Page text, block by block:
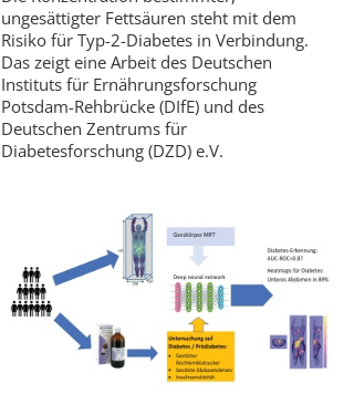
ungesättigter Fettsäuren steht mit dem
Risiko für Typ-2-Diabetes in Verbindung.
Das zeigt eine Arbeit des Deutschen
Instituts für Ernährungsforschung
Potsdam-Rehbrücke (DIfE) und des
Deutschen Zentrums für
Diabetesforschung (DZD) e.V.